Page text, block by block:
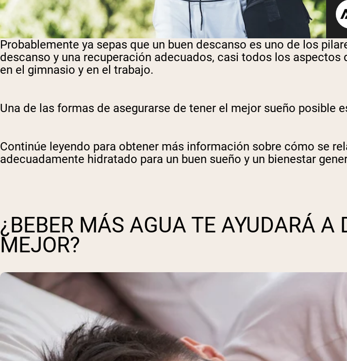
Probablemente ya sepas que un buen descanso es uno de los
descanso y una recuperación adecuados, casi todos los
en el gimnasio y en el trabajo.
Una de las formas de asegurarse de tener el mejor sueño posible
Continúe leyendo para obtener más información sobre cómo se
adecuadamente hidratado para un buen sueño y un bienestar
¿BEBER MÁS AGUA TE AYUDARÁ A
MEJOR?